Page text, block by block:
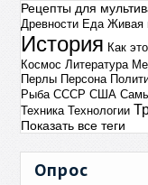
Рецепты для
Древности Еда Живая
История Как
Космос Литература
Перлы Персона
Рыба СССР США
Техника Технологии
Показать все теги
Опрос